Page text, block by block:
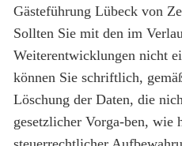
Gästeführung Lübeck von
Sollten Sie mit den im
Weiterentwicklungen nicht
können Sie schriftlich,
Löschung der Daten, die
gesetzlicher Vorga-ben, wie